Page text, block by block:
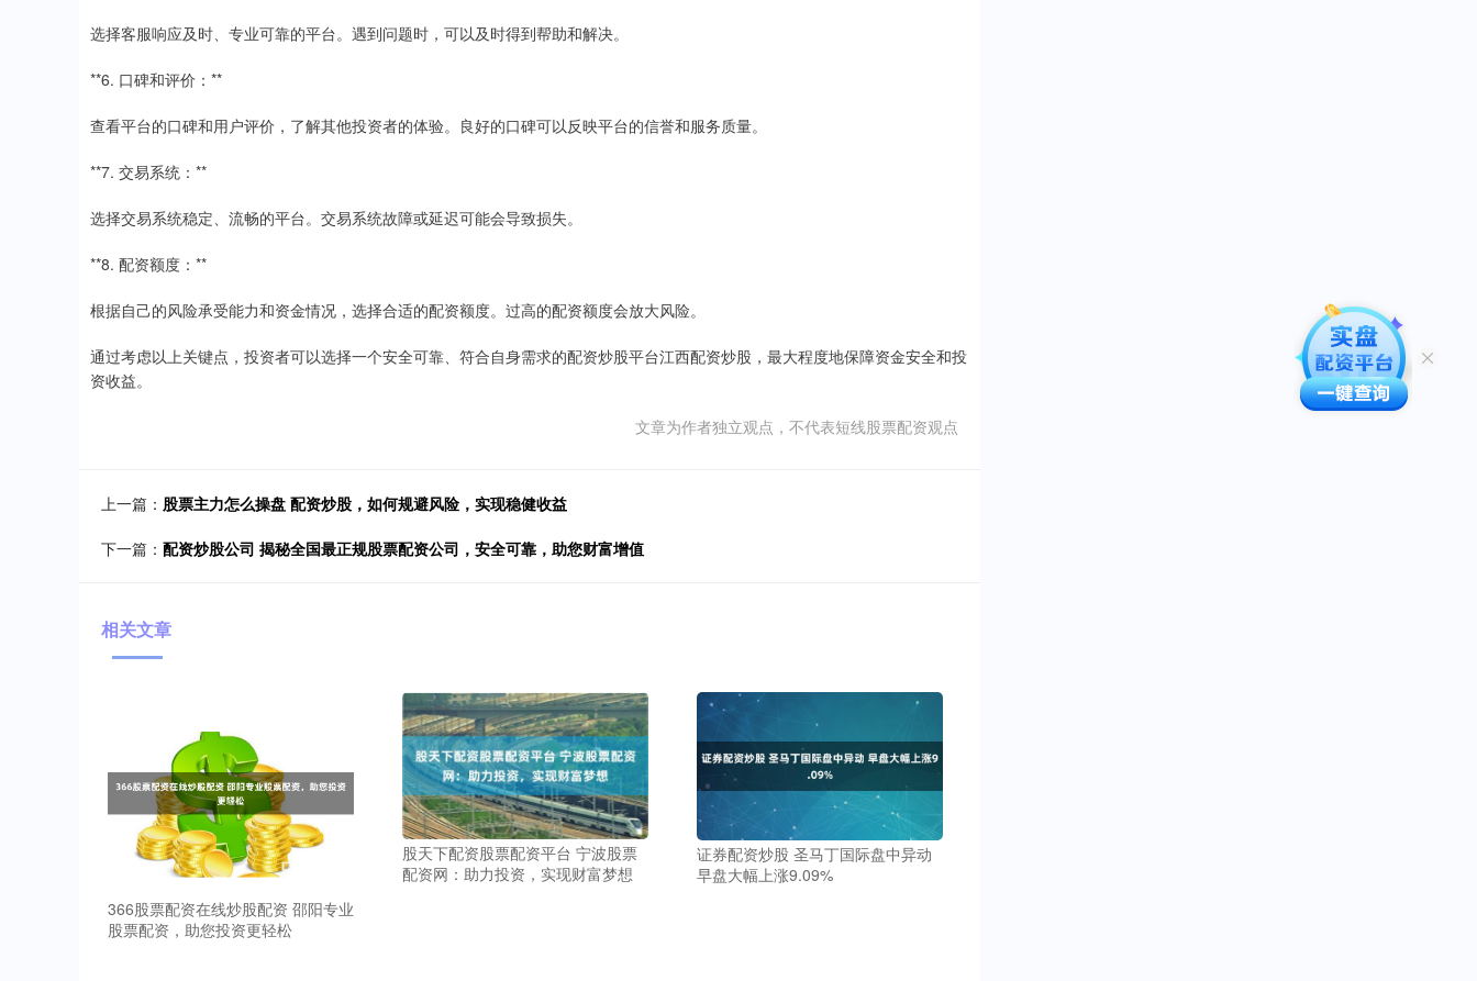
选择客服响应及时、专业可靠的平台。遇到问题时，可以及时得到帮助和解决。
**6. 口碑和评价：**
查看平台的口碑和用户评价，了解其他投资者的体验。良好的口碑可以反映平台的信誉和服务质量。
**7. 交易系统：**
选择交易系统稳定、流畅的平台。交易系统故障或延迟可能会导致损失。
**8. 配资额度：**
根据自己的风险承受能力和资金情况，选择合适的配资额度。过高的配资额度会放大风险。
通过考虑以上关键点，投资者可以选择一个安全可靠、符合自身需求的配资炒股平台江西配资炒股，最大程度地保障资金安全和投
资收益。
文章为作者独立观点，不代表短线股票配资观点
上一篇： 股票主力怎么操盘 配资炒股，如何规避风险，实现稳健收益
下一篇： 配资炒股公司 揭秘全国最正规股票配资公司，安全可靠，助您财富增值
相关文章
366股票配资在线炒股配资 邵阳专业
股票配资，助您投资更轻松
股天下配资股票配资平台 宁波股票
配资网：助力投资，实现财富梦想
证券配资炒股 圣马丁国际盘中异动
早盘大幅上涨9.09%